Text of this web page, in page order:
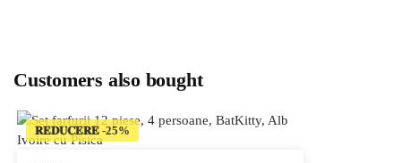
Customers also bought
𝐑𝐄𝐃𝐔𝐂𝐄𝐑𝐄